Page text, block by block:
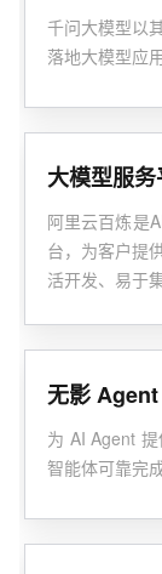
千问大模型以
落地大模型应用
大模型服
阿里云百炼是
台，为客户提
活开发、易于
无影
为 AI Agent
智能体可靠完